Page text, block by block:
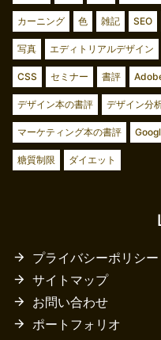
カーニング 色 雑記 SEO
写真 エディトリアルデザイン
CSS セミナー 書評
デザイン本の書評 デザイン分
マーケティング本の書評
糖質制限 ダイエット
プライバシーポリシー
サイトマップ
お問い合わせ
ポートフォリオ